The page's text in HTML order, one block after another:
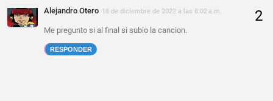
Alejandro Otero 18 de diciembre de 2022 a las 8:02 a.m.
Me pregunto si al final si subio la cancion.
RESPONDER